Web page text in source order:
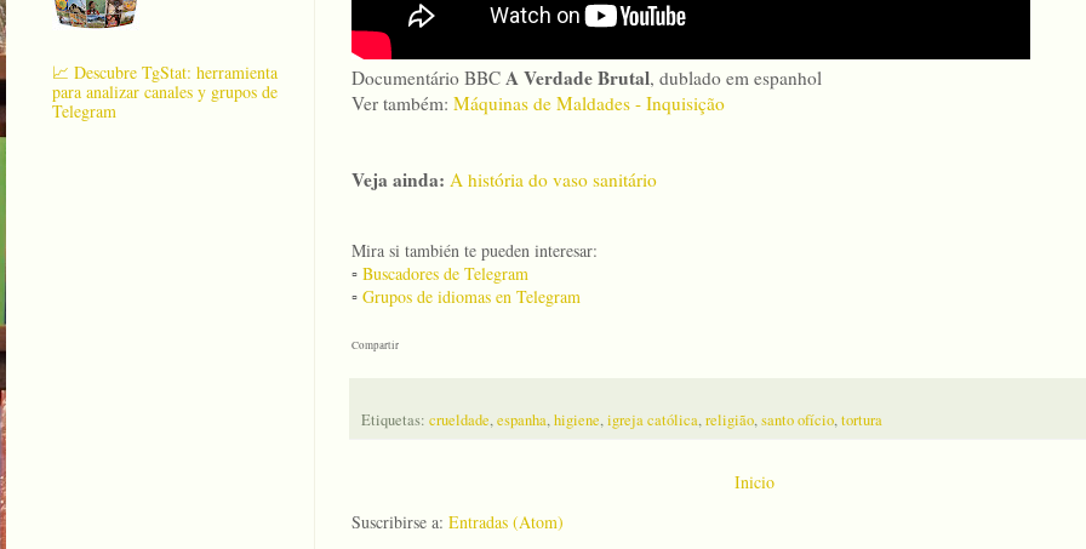
Documentário BBC A Verdade Brutal, dublado em espanhol
Ver também: Máquinas de Maldades - Inquisição
Veja ainda: A história do vaso sanitário
Mira si también te pueden interesar:
▫️ Buscadores de Telegram
▫️ Grupos de idiomas en Telegram
Compartir
Etiquetas: crueldade,espanha,higiene,igreja católica,religião,santo ofício,tortura
Inicio
Suscribirse a: Entradas (Atom)
📈 Descubre TgStat: herramienta
para analizar canales y grupos de
Telegram